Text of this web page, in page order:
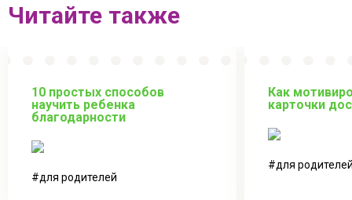
Читайте также
10 простых способов
научить ребенка
благодарности
для родителей
Как
карточки
для